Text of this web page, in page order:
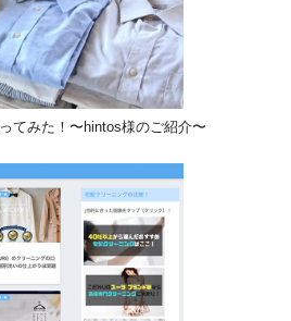
てみた！〜hintos様のご紹介〜